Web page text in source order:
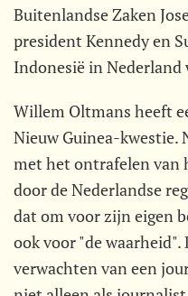
Buitenlandse Zaken
president Kennedy en
Indonesië in Nederland
Willem Oltmans heeft
Nieuw Guinea-kwestie.
met het ontrafelen van
door de Nederlandse
dat om voor zijn eigen
ook voor "de
verwachten van een